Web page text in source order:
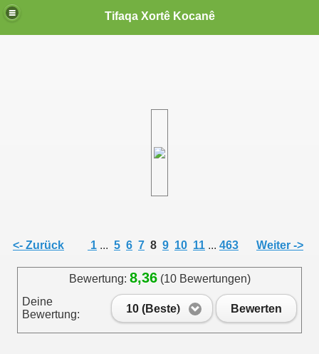
Tifaqa Xortê Kocanê
<- Zurück 1 ... 5 6 7 8 9 10 11 ... 463 Weiter ->
Bewertung: 8,36(10 Bewertungen)
Deine
Bewertung:
10 (Beste) Bewerten